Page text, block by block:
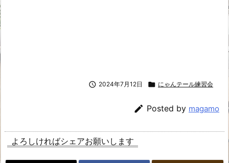
 2024年7月12日  にゃんテール練習会
 Posted by magamo
よろしければシェアお願いします